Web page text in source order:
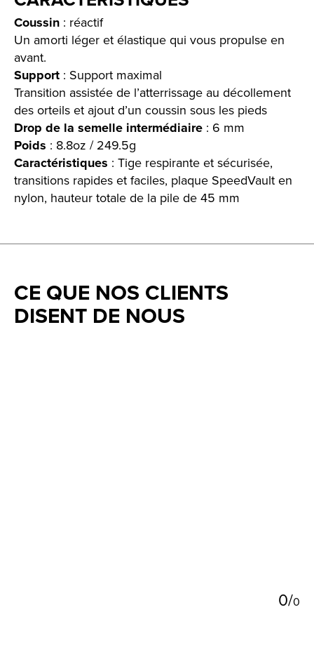
Coussin : réactif
Un amorti léger et élastique qui vous propulse en
avant.
Support : Support maximal
Transition assistée de l’atterrissage au décollement
des orteils et ajout d’un coussin sous les pieds
Drop de la semelle intermédiaire : 6 mm
Poids : 8.8oz / 249.5g
Caractéristiques : Tige respirante et sécurisée,
transitions rapides et faciles, plaque SpeedVault en
nylon, hauteur totale de la pile de 45 mm
CE QUE NOS CLIENTS
DISENT DE NOUS
0/0